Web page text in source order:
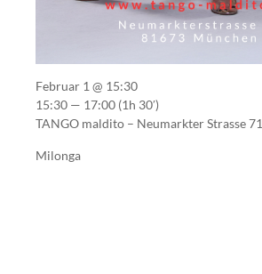
Februar 1 @ 15:30
15:30 — 17:00 (1h 30′)
TANGO maldito – Neumarkter Strasse 71
Milonga